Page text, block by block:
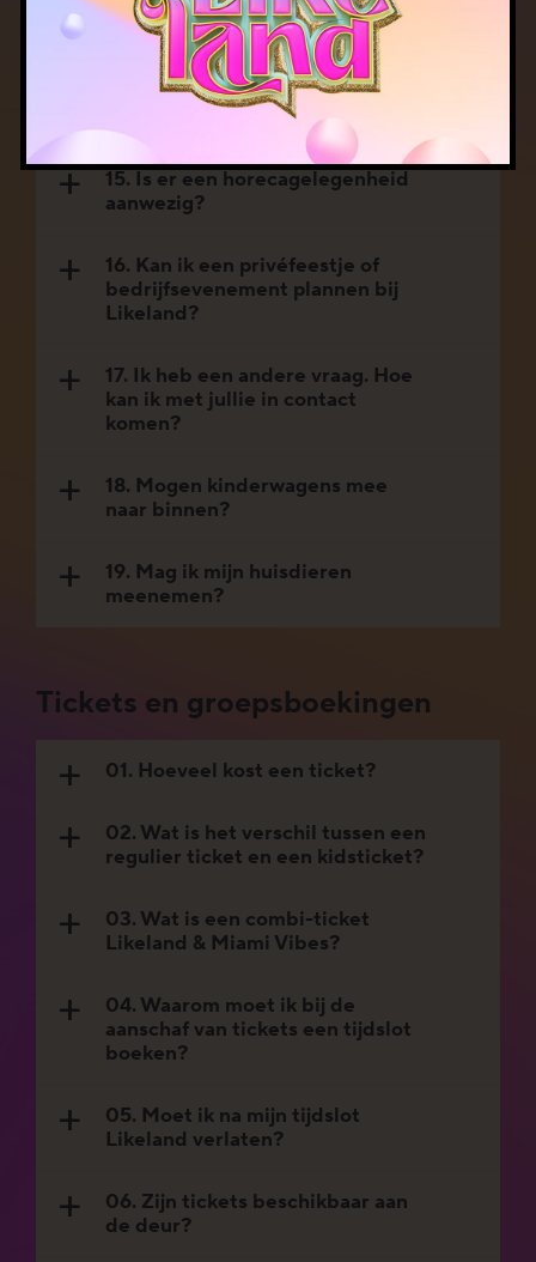
a 13. Zijn er lockers aanwezig?
14. Wat mag mee en wat stop ik in
a
15. Is er een horecagelegenheid
aanwezig?
a
16. Kan ik een privéfeestje of
bedrijfsevenement plannen bij
Likeland?
a
17. Ik heb een andere vraag. Hoe
kan ik met jullie in contact
komen?
a
18. Mogen kinderwagens mee
naar binnen?
a
19. Mag ik mijn huisdieren
meenemen?
Tickets en groepsboekingen
a 01. Hoeveel kost een ticket?
a
02. Wat is het verschil tussen een
regulier ticket en een kidsticket?
a
03. Wat is een combi-ticket
Likeland & Miami Vibes?
a
04. Waarom moet ik bij de
aanschaf van tickets een tijdslot
boeken?
a
05. Moet ik na mijn tijdslot
Likeland verlaten?
a
06. Zijn tickets beschikbaar aan
de deur?